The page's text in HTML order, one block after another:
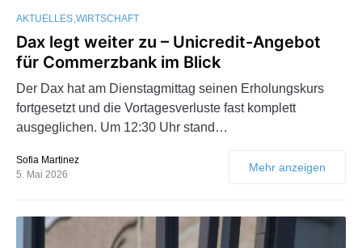
AKTUELLES WIRTSCHAFT
Dax legt weiter zu – Unicredit-Angebot
für Commerzbank im Blick
Der Dax hat am Dienstagmittag seinen Erholungskurs
fortgesetzt und die Vortagesverluste fast komplett
ausgeglichen. Um 12:30 Uhr stand…
Sofia Martinez
5. Mai 2026
Mehr anzeigen